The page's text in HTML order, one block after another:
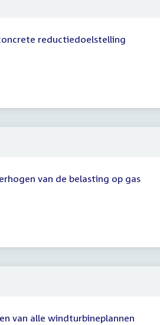
reductiedoelstelling
van de belasting op gas
van alle windturbineplannen